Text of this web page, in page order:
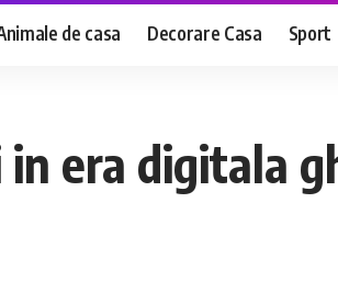
de casa Decorare Casa Sport
era digitala